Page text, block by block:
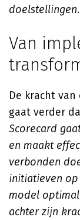
doelstellingen.
Van
De kracht
gaat verder
Scorecard
en maakt
verbonden
initiatieven
model
achter zijn